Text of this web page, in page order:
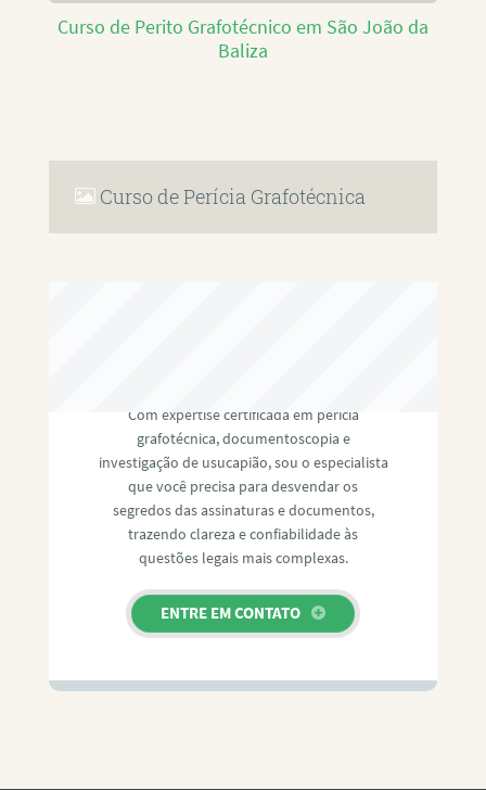
Curso de Perito Grafotécnico em São João da
Baliza
Curso de Perícia Grafotécnica
Com expertise certificada em perícia
grafotécnica, documentoscopia e
investigação de usucapião, sou o especialista
que você precisa para desvendar os
segredos das assinaturas e documentos,
trazendo clareza e confiabilidade às
questões legais mais complexas.
ENTRE EM CONTATO